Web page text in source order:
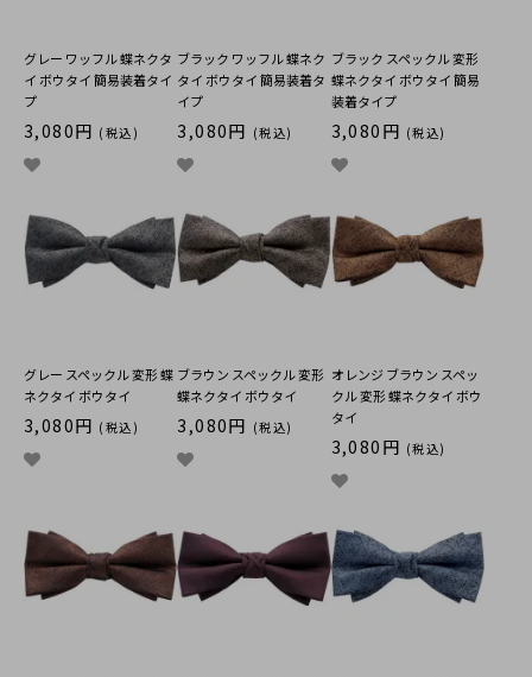
グレー ワッフル 蝶ネクタ
イ ボウタイ 簡易装着タイ
プ
3,080円 (税込)
ブラック ワッフル 蝶ネク
タイ ボウタイ 簡易装着タ
イプ
3,080円 (税込)
ブラック スペックル 変形
蝶ネクタイ ボウタイ 簡易
装着タイプ
3,080円 (税込)
グレー スペックル 変形 蝶
ネクタイ ボウタイ
3,080円 (税込)
ブラウン スペックル 変形
蝶ネクタイ ボウタイ
3,080円 (税込)
オレンジ ブラウン スペッ
クル 変形 蝶ネクタイ ボウ
タイ
3,080円 (税込)